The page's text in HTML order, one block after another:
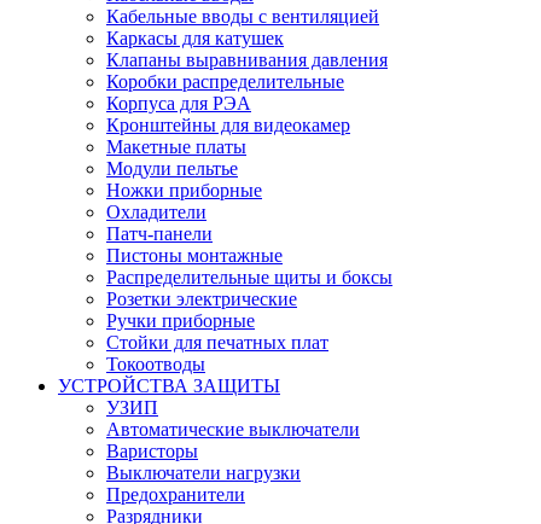
Кабельные вводы с вентиляцией
Каркасы для катушек
Клапаны выравнивания давления
Коробки распределительные
Корпуса для РЭА
Кронштейны для видеокамер
Макетные платы
Модули пельтье
Ножки приборные
Охладители
Патч-панели
Пистоны монтажные
Распределительные щиты и боксы
Розетки электрические
Ручки приборные
Стойки для печатных плат
Токоотводы
УСТРОЙСТВА ЗАЩИТЫ
УЗИП
Автоматические выключатели
Варисторы
Выключатели нагрузки
Предохранители
Разрядники